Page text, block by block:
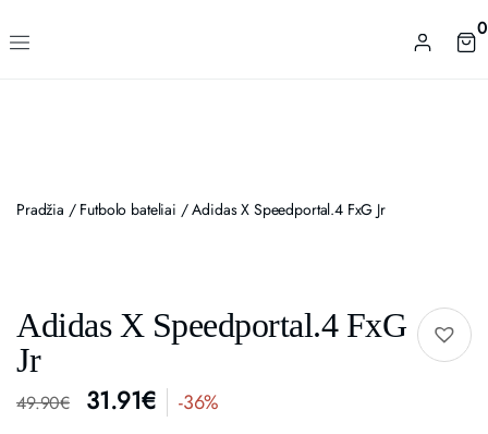
0
Pradžia / Futbolo bateliai / Adidas X Speedportal.4 FxG Jr
Adidas X Speedportal.4 FxG
Jr
49.90€ 31.91€ -36%